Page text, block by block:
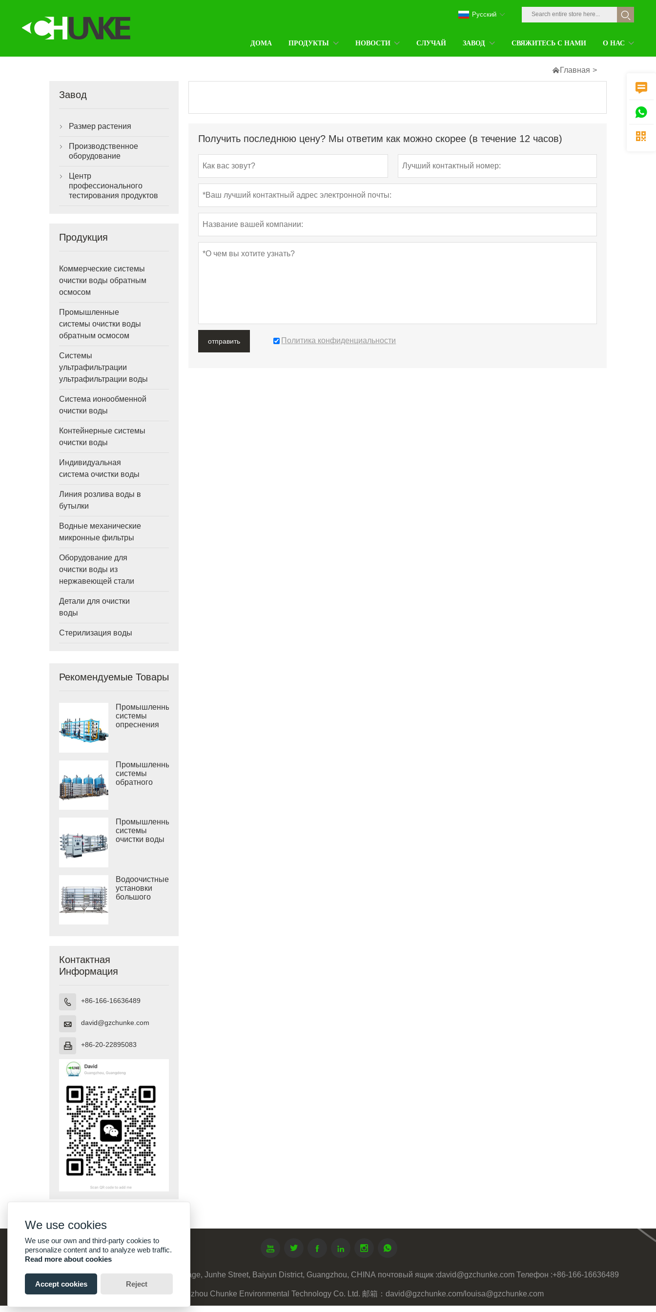
ДОМА ПРОДУКТЫ НОВОСТИ СЛУЧАЙ ЗАВОД СВЯЖИТЕСЬ С НАМИ О НАС
Pусский
Главная >
Завод
 Размер растения

Производственное
оборудование

Центр
профессионального
тестирования продуктов
Продукция
Коммерческие системы
очистки воды обратным
осмосом
Промышленные
системы очистки воды
обратным осмосом
Системы
ультрафильтрации
ультрафильтрации воды
Система ионообменной
очистки воды
Контейнерные системы
очистки воды
Индивидуальная
система очистки воды
Линия розлива воды в
бутылки
Водные механические
микронные фильтры
Оборудование для
очистки воды из
нержавеющей стали
Детали для очистки
воды
Стерилизация воды
Рекомендуемые Товары
Промышленные
системы
опреснения
Промышленные
системы
обратного
Промышленные
системы
очистки воды
Водоочистные
установки
большого
Контактная
Информация
 +86-166-16636489
 david@gzchunke.com
 +86-20-22895083
Получить последнюю цену? Мы ответим как можно скорее (в течение 12 часов)
отправить Политика конфиденциальности
     
Адрес :No:8, Suyuanzhuang, Qinghu Village, Junhe Street, Baiyun District, Guangzhou, CHINA почтовый ящик :david@gzchunke.com Телефон :+86-166-16636489
Copyright By © Guangzhou Chunke Environmental Technology Co. Ltd. 邮箱：david@gzchunke.com/louisa@gzchunke.com



We use cookies
We use our own and third-party cookies to
personalize content and to analyze web traffic.
Read more about cookies
Accept cookies Reject